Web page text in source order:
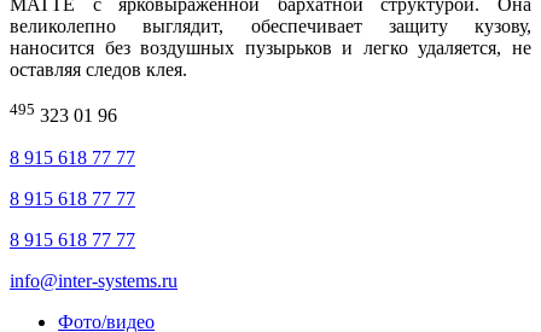
MATTE сярковыраженной бархатной структурой. Она
великолепно
выглядит, обеспечивает защиту кузову,
наносится безвоздушных пузырьков и легко удаляется,не
оставляя следов клея.
495 323 01 96
8 915 618 77 77
8 915 618 77 77
8 915 618 77 77
info@inter-systems.ru
Фото/видео